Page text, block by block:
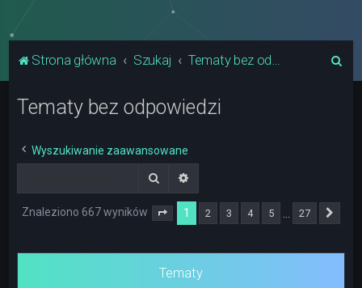
Strona główna Szukaj Tematy bez odpowiedzi
Tematy bez odpowiedzi
Wyszukiwanie zaawansowane
Szukaj
Znaleziono 667 wyników Strona 1z 27
1 2 3 4 5 27
Tematy